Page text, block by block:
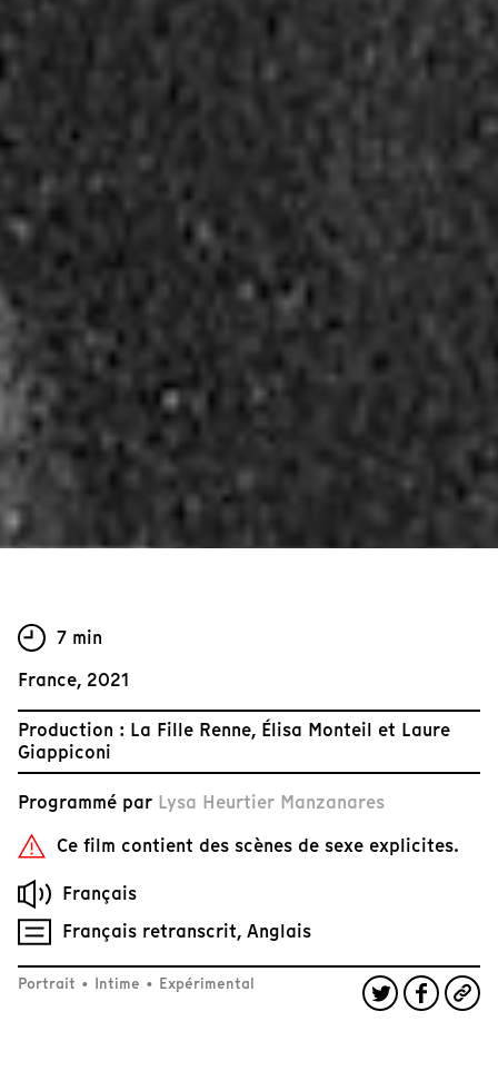
7 min
France, 2021
Production : La Fille Renne, Élisa Monteil et Laure
Giappiconi
Programmé par Lysa Heurtier Manzanares
Ce film contient des scènes de sexe explicites.
Français
Français retranscrit, Anglais
Portrait • Intime • Expérimental